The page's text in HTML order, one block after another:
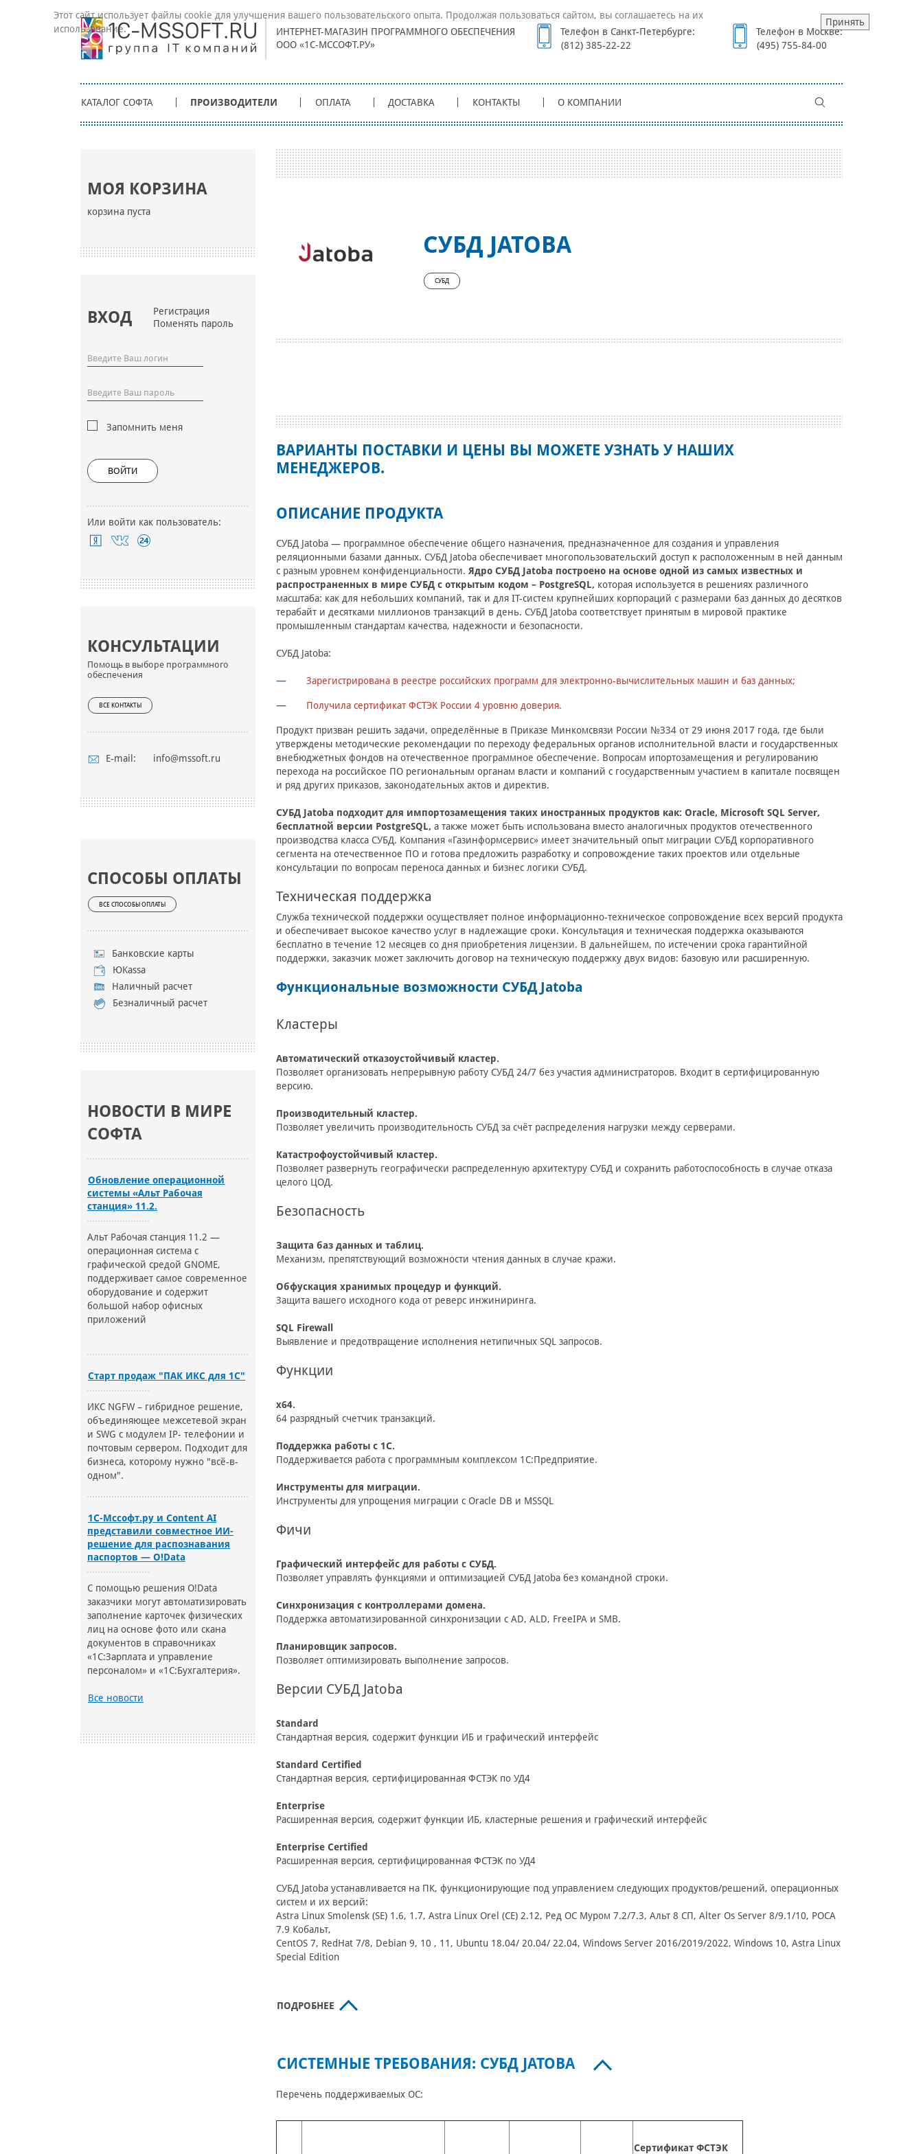
ИНТЕРНЕТ-МАГАЗИН ПРОГРАММНОГО ОБЕСПЕЧЕНИЯ
ООО «1С-МССОФТ.РУ»
Телефон в Санкт-Петербурге:
(812) 385-22-22
Телефон в Москве:
(495) 755-84-00
КАТАЛОГ СОФТА ПРОИЗВОДИТЕЛИ ОПЛАТА ДОСТАВКА КОНТАКТЫ О КОМПАНИИ
МОЯ КОРЗИНА
корзина пуста
ВХОД
Регистрация
Поменять пароль
Запомнить меня
ВОЙТИ
Или войти как пользователь:
КОНСУЛЬТАЦИИ
Помощь в выборе программного
обеспечения
ВСЕ КОНТАКТЫ
E-mail: info@mssoft.ru
СПОСОБЫ ОПЛАТЫ
ВСЕ СПОСОБЫ ОПЛАТЫ
Банковские карты
ЮKassa
Наличный расчет
Безналичный расчет
НОВОСТИ В МИРЕ
СОФТА
Обновление операционной
системы «Альт Рабочая
станция» 11.2.
Альт Рабочая станция 11.2 —
операционная система с
графической средой GNOME,
поддерживает самое современное
оборудование и содержит
большой набор офисных
приложений
Старт продаж "ПАК ИКС для 1С"
ИКС NGFW – гибридное решение,
объединяющее межсетевой экран
и SWG с модулем IP- телефонии и
почтовым сервером. Подходит для
бизнеса, которому нужно "всё-в-
одном".
1С-Мссофт.ру и Content AI
представили совместное ИИ-
решение для распознавания
паспортов — O!Data
С помощью решения O!Data
заказчики могут автоматизировать
заполнение карточек физических
лиц на основе фото или скана
документов в справочниках
«1С:Зарплата и управление
персоналом» и «1С:Бухгалтерия».
Все новости
СУБД JATOBA
СУБД
ВАРИАНТЫ ПОСТАВКИ И ЦЕНЫ ВЫ МОЖЕТЕ УЗНАТЬ У НАШИХ
МЕНЕДЖЕРОВ.
ОПИСАНИЕ ПРОДУКТА
СУБД Jatoba — программное обеспечение общего назначения, предназначенное для создания и управления
реляционными базами данных. СУБД Jatoba обеспечивает многопользовательский доступ к расположенным в ней данным
с разным уровнем конфиденциальности. Ядро СУБД Jatoba построено на основе одной из самых известных и
распространенных в мире СУБД с открытым кодом – PostgreSQL, которая используется в решениях различного
масштаба: как для небольших компаний, так и для IT-систем крупнейших корпораций с размерами баз данных до десятков
терабайт и десятками миллионов транзакций в день. СУБД Jatoba соответствует принятым в мировой практике
промышленным стандартам качества, надежности и безопасности.
СУБД Jatoba:
Зарегистрирована в реестре российских программ для электронно-вычислительных машин и баз данных;
Получила сертификат ФСТЭК России 4 уровню доверия.
Продукт призван решить задачи, определённые в Приказе Минкомсвязи России №334 от 29 июня 2017 года, где были
утверждены методические рекомендации по переходу федеральных органов исполнительной власти и государственных
внебюджетных фондов на отечественное программное обеспечение. Вопросам ипортозамещения и регулированию
перехода на российское ПО региональным органам власти и компаний с государственным участием в капитале посвящен
и ряд других приказов, законодательных актов и директив.
СУБД Jatoba подходит для импортозамещения таких иностранных продуктов как: Oracle, Microsoft SQL Server,
бесплатной версии PostgreSQL, а также может быть использована вместо аналогичных продуктов отечественного
производства класса СУБД. Компания «Газинформсервис» имеет значительный опыт миграции СУБД корпоративного
сегмента на отечественное ПО и готова предложить разработку и сопровождение таких проектов или отдельные
консультации по вопросам переноса данных и бизнес логики СУБД.
Техническая поддержка
Служба технической поддержки осуществляет полное информационно-техническое сопровождение всех версий продукта
и обеспечивает высокое качество услуг в надлежащие сроки. Консультация и техническая поддержка оказываются
бесплатно в течение 12 месяцев со дня приобретения лицензии. В дальнейшем, по истечении срока гарантийной
поддержки, заказчик может заключить договор на техническую поддержку двух видов: базовую или расширенную.
Функциональные возможности СУБД Jatoba
Кластеры
Автоматический отказоустойчивый кластер.
Позволяет организовать непрерывную работу СУБД 24/7 без участия администраторов. Входит в сертифицированную
версию.
Производительный кластер.
Позволяет увеличить производительность СУБД за счёт распределения нагрузки между серверами.
Катастрофоустойчивый кластер.
Позволяет развернуть географически распределенную архитектуру СУБД и сохранить работоспособность в случае отказа
целого ЦОД.
Безопасность
Защита баз данных и таблиц.
Механизм, препятствующий возможности чтения данных в случае кражи.
Обфускация хранимых процедур и функций.
Защита вашего исходного кода от реверс инжиниринга.
SQL Firewall
Выявление и предотвращение исполнения нетипичных SQL запросов.
Функции
х64.
64 разрядный счетчик транзакций.
Поддержка работы с 1С.
Поддерживается работа с программным комплексом 1С:Предприятие.
Инструменты для миграции.
Инструменты для упрощения миграции с Oracle DB и MSSQL
Фичи
Графический интерфейс для работы с СУБД.
Позволяет управлять функциями и оптимизацией СУБД Jatoba без командной строки.
Синхронизация с контроллерами домена.
Поддержка автоматизированной синхронизации с AD, ALD, FreeIPA и SMB.
Планировщик запросов.
Позволяет оптимизировать выполнение запросов.
Версии СУБД Jatoba
Standard
Стандартная версия, содержит функции ИБ и графический интерфейс
Standard Certified
Стандартная версия, сертифицированная ФСТЭК по УД4
Enterprise
Расширенная версия, содержит функции ИБ, кластерные решения и графический интерфейс
Enterprise Certified
Расширенная версия, сертифицированная ФСТЭК по УД4
СУБД Jatoba устанавливается на ПК, функционирующие под управлением следующих продуктов/решений, операционных
систем и их версий:
Astra Linux Smolensk (SE) 1.6, 1.7, Astra Linux Orel (CE) 2.12, Ред ОС Муром 7.2/7.3, Альт 8 СП, Alter Os Server 8/9.1/10, РОСА
7.9 Кобальт,
CentOS 7, RedHat 7/8, Debian 9, 10 , 11, Ubuntu 18.04/ 20.04/ 22.04, Windows Server 2016/2019/2022, Windows 10, Astra Linux
Special Edition
ПОДРОБНЕЕ
СИСТЕМНЫЕ ТРЕБОВАНИЯ: СУБД JATOBA
Перечень поддерживаемых ОС:
Сертификат ФСТЭК
Этот сайт использует файлы cookie для улучшения вашего пользовательского опыта. Продолжая пользоваться сайтом, вы соглашаетесь на их
использование.
Принять